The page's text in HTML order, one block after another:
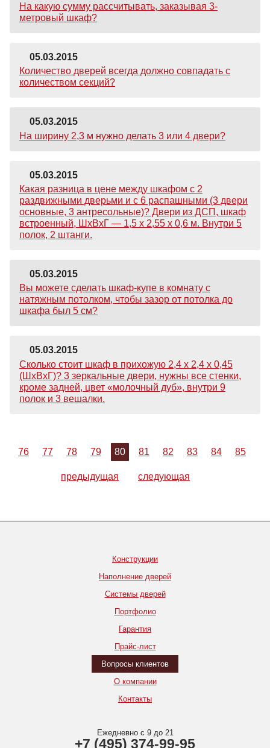
На какую сумму рассчитывать, заказывая 3-
метровый шкаф?
05.03.2015
Количество дверей всегда должно совпадать с
количеством секций?
05.03.2015
На ширину 2,3 м нужно делать 3 или 4 двери?
05.03.2015
Какая разница в цене между шкафом с 2
раздвижными дверьми и с 6 распашными (3 двери
основные, 3 антресольные)? Двери из ДСП, шкаф
встроенный, ШхВхГ — 1,5 х 2,55 х 0,6 м. Внутри 5
полок, 2 штанги.
05.03.2015
Вы можете сделать шкаф-купе в комнату с
натяжным потолком, чтобы зазор от потолка до
шкафа был 5 см?
05.03.2015
Сколько стоит шкаф в прихожую 2,4 х 2,4 х 0,45
(ШхВхГ)? 3 зеркальные двери, нужны все стенки,
кроме задней, цвет «молочный дуб», внутри 9
полок и 3 вешалки.
76 77 78 79 80 81 82 83 84 85
предыдущая следующая
Конструкции
Наполнение дверей
Системы дверей
Портфолио
Гарантия
Прайс-лист
Вопросы клиентов
О компании
Контакты
Ежедневно с 9 до 21
+7 (495) 374-99-95